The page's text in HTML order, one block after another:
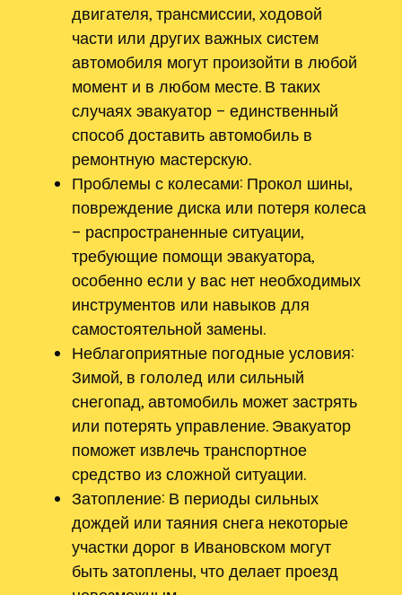
двигателя, трансмиссии, ходовой
части или других важных систем
автомобиля могут произойти в любой
момент и в любом месте. В таких
случаях эвакуатор – единственный
способ доставить автомобиль в
ремонтную мастерскую.
Проблемы с колесами: Прокол шины,
повреждение диска или потеря колеса
– распространенные ситуации,
требующие помощи эвакуатора,
особенно если у вас нет необходимых
инструментов или навыков для
самостоятельной замены.
Неблагоприятные погодные условия:
Зимой, в гололед или сильный
снегопад, автомобиль может застрять
или потерять управление. Эвакуатор
поможет извлечь транспортное
средство из сложной ситуации.
Затопление: В периоды сильных
дождей или таяния снега некоторые
участки дорог в Ивановском могут
быть затоплены, что делает проезд